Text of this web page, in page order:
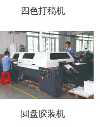
四色打稿机
圆盘胶装机